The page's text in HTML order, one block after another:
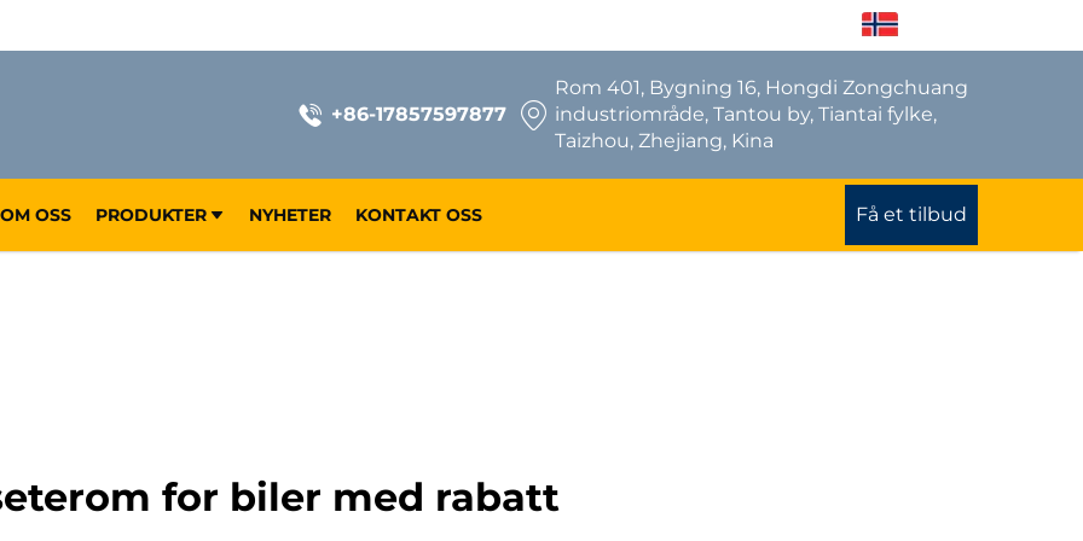
+86-17857597877
Rom 401, Bygning 16, Hongdi Zongchuang
industriområde, Tantou by, Tiantai fylke,
Taizhou, Zhejiang, Kina
OM OSS PRODUKTER NYHETER KONTAKT OSS Få et tilbud
for biler med rabatt